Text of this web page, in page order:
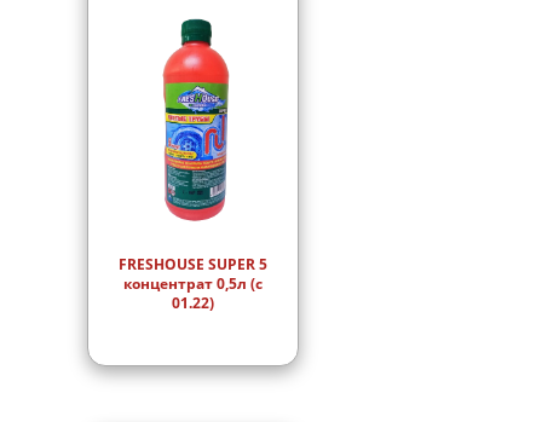
FRESHOUSE SUPER 5
концентрат 0,5л (с
01.22)